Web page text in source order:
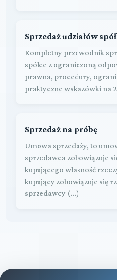
Sprzedaż udziałów
Kompletny przewodnik
spółce z ograniczoną
prawna, procedury,
praktyczne wskazówki na
Sprzedaż na próbę
Umowa sprzedaży, to
sprzedawca zobowiązuje
kupującego własność
kupujący zobowiązuje się
sprzedawcy (...)